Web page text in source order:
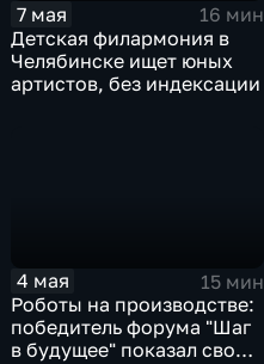
7 мая
16 мин
Детская филармония в
Челябинске ищет юных
артистов, без индексации
4 мая
15 мин
Роботы на производстве:
победитель форума "Шаг
в будущее" показал свою